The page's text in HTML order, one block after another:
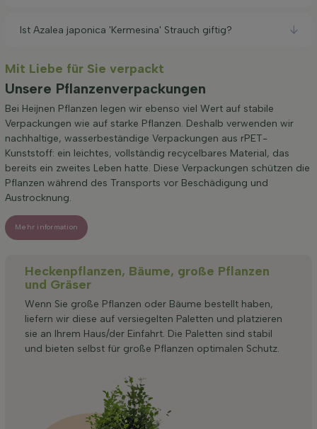
Ist Azalea japonica 'Kermesina' Strauch giftig?
Mit Liebe für Sie verpackt
Unsere Pflanzenverpackungen
Bei Heijnen Pflanzen legen wir ebenso viel Wert auf stabile
Verpackungen wie auf starke Pflanzen. Deshalb verwenden wir
nachhaltige, wasserbeständige Verpackungen aus rPET-
Kunststoff: ein leichtes, vollständig recycelbares Material, das
bereits ein zweites Leben hatte. Diese Verpackungen schützen die
Pflanzen während des Transports vor Beschädigung und
Austrocknung.
Mehr information
Heckenpflanzen, Bäume, große Pflanzen
und Gräser
Wenn Sie große Pflanzen oder Bäume bestellt haben,
liefern wir diese auf versiegelten Paletten und platzieren
sie an Ihrem Haus/der Einfahrt. Die Paletten sind stabil
und bieten selbst für große Pflanzen optimalen Schutz.